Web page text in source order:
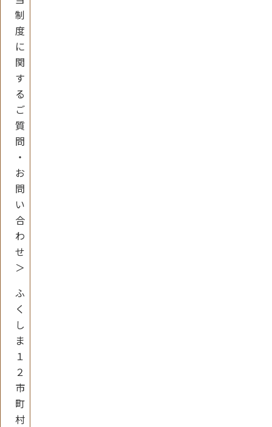
制
度
に
関
す
る
ご
質
問
・
お
問
い
合
わ
せ
＞
ふ
く
し
ま
１
２
市
町
村